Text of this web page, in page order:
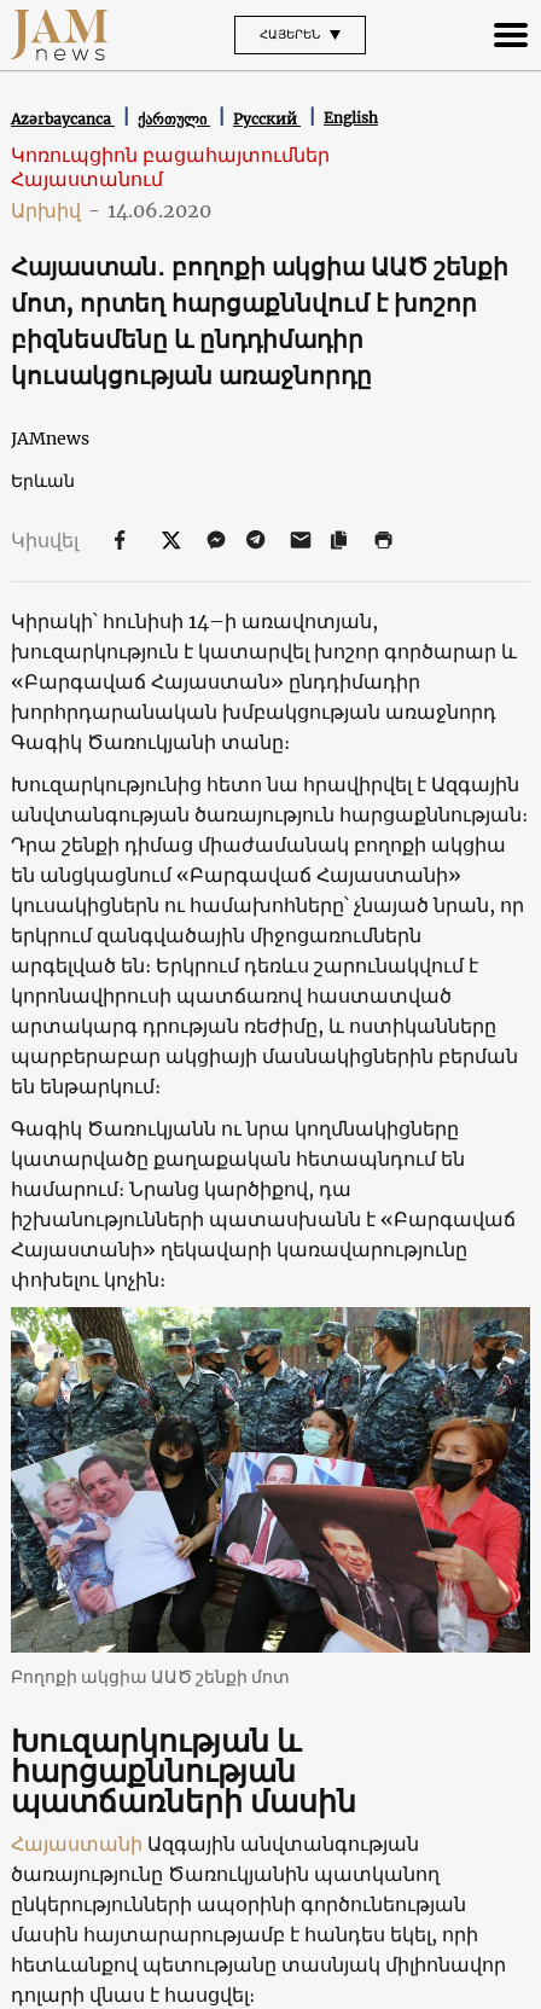
ՀԱՅԵՐԵՆ
Azərbaycanca ქართული Русский English
Կոռուպցիոն բացահայտումներ
Հայաստանում
Արխիվ - 14.06.2020
Հայաստան․ բողոքի ակցիա ԱԱԾ շենքի
մոտ, որտեղ հարցաքննվում է խոշոր
բիզնեսմենը և ընդդիմադիր
կուսակցության առաջնորդը
JAMnews
Երևան
Կիսվել
Կիրակի՝ հունիսի 14–ի առավոտյան,
խուզարկություն է կատարվել խոշոր գործարար և
«Բարգավաճ Հայաստան» ընդդիմադիր
խորհրդարանական խմբակցության առաջնորդ
Գագիկ Ծառուկյանի տանը։
Խուզարկությունից հետո նա հրավիրվել է Ազգային
անվտանգության ծառայություն հարցաքննության։
Դրա շենքի դիմաց միաժամանակ բողոքի ակցիա
են անցկացնում «Բարգավաճ Հայաստանի»
կուսակիցներն ու համախոհները՝ չնայած նրան, որ
երկրում զանգվածային միջոցառումներն
արգելված են։ Երկրում դեռևս շարունակվում է
կորոնավիրուսի պատճառով հաստատված
արտակարգ դրության ռեժիմը, և ոստիկանները
պարբերաբար ակցիայի մասնակիցներին բերման
են ենթարկում։
Գագիկ Ծառուկյանն ու նրա կողմնակիցները
կատարվածը քաղաքական հետապնդում են
համարում։ Նրանց կարծիքով, դա
իշխանությունների պատասխանն է «Բարգավաճ
Հայաստանի» ղեկավարի կառավարությունը
փոխելու կոչին։
Բողոքի ակցիա ԱԱԾ շենքի մոտ
Խուզարկության և
հարցաքննության
պատճառների մասին
Հայաստանի Ազգային անվտանգության
ծառայությունը Ծառուկյանին պատկանող
ընկերությունների ապօրինի գործունեության
մասին հայտարարությամբ է հանդես եկել, որի
հետևանքով պետությանը տասնյակ միլիոնավոր
դոլարի վնաս է հասցվել։